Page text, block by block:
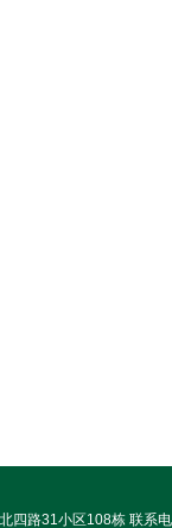
四路31小区108栋 联系